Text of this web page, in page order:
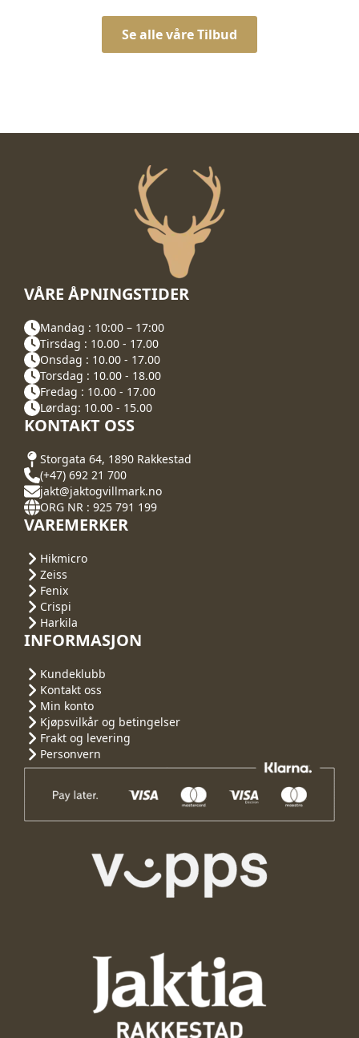
Se alle våre Tilbud
VÅRE ÅPNINGSTIDER
Mandag : 10:00 – 17:00
Tirsdag : 10.00 - 17.00
Onsdag : 10.00 - 17.00
Torsdag : 10.00 - 18.00
Fredag : 10.00 - 17.00
Lørdag: 10.00 - 15.00
KONTAKT OSS
Storgata 64, 1890 Rakkestad
(+47) 692 21 700
jakt@jaktogvillmark.no
ORG NR : 925 791 199
VAREMERKER
Hikmicro
Zeiss
Fenix
Crispi
Harkila
INFORMASJON
Kundeklubb
Kontakt oss
Min konto
Kjøpsvilkår og betingelser
Frakt og levering
Personvern